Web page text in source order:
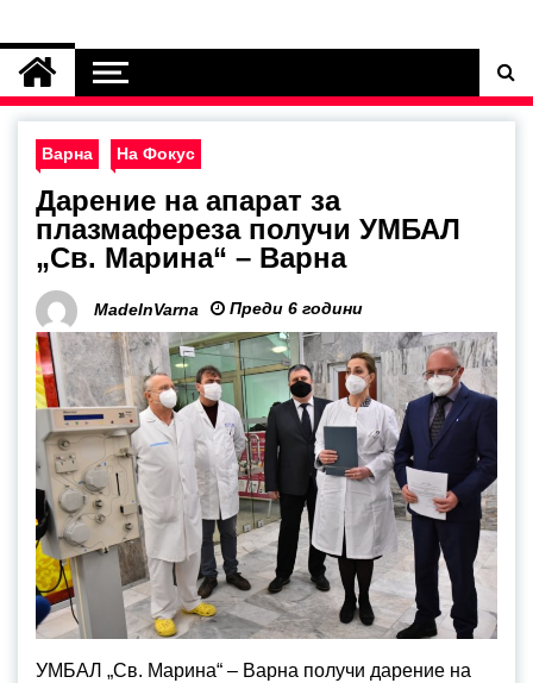
Варна На Фокус
Дарение на апарат за
плазмафереза получи УМБАЛ
„Св. Марина“ – Варна
MadeInVarna Преди 6 години
УМБАЛ „Св. Марина“ – Варна получи дарение на